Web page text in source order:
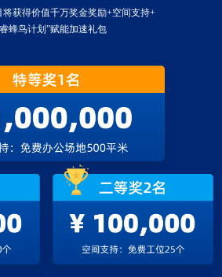
将获得价值千万奖金奖励+空间支持+
蜂鸟计划”赋能加速礼包